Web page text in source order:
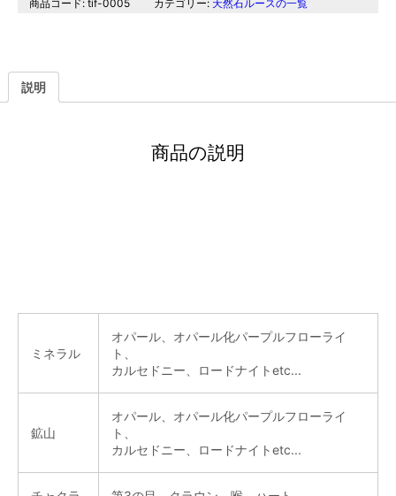
商品コード:tif-0005 カテゴリー: 天然石ルースの一覧
説明
商品の説明
ミネラル
オパール、オパール化パープルフローライ
ト、
カルセドニー、ロードナイトetc...
鉱山
オパール、オパール化パープルフローライ
ト、
カルセドニー、ロードナイトetc...